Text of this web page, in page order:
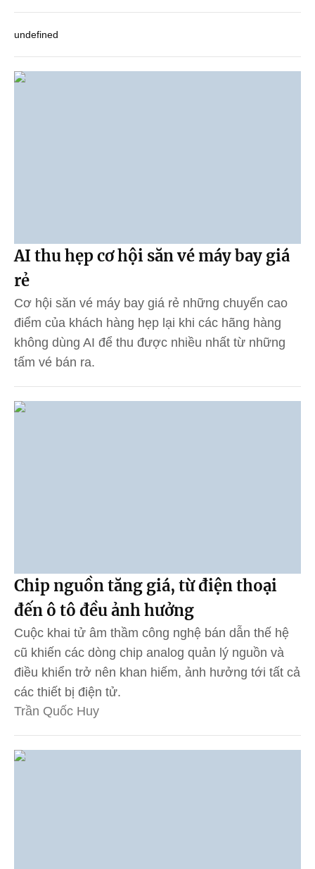
undefined
AI thu hẹp cơ hội săn vé máy bay giá
rẻ
Cơ hội săn vé máy bay giá rẻ những chuyến cao
điểm của khách hàng hẹp lại khi các hãng hàng
không dùng AI để thu được nhiều nhất từ những
tấm vé bán ra.
Chip nguồn tăng giá, từ điện thoại
đến ô tô đều ảnh hưởng
Cuộc khai tử âm thầm công nghệ bán dẫn thế hệ
cũ khiến các dòng chip analog quản lý nguồn và
điều khiển trở nên khan hiếm, ảnh hưởng tới tất cả
các thiết bị điện tử.
Trần Quốc Huy